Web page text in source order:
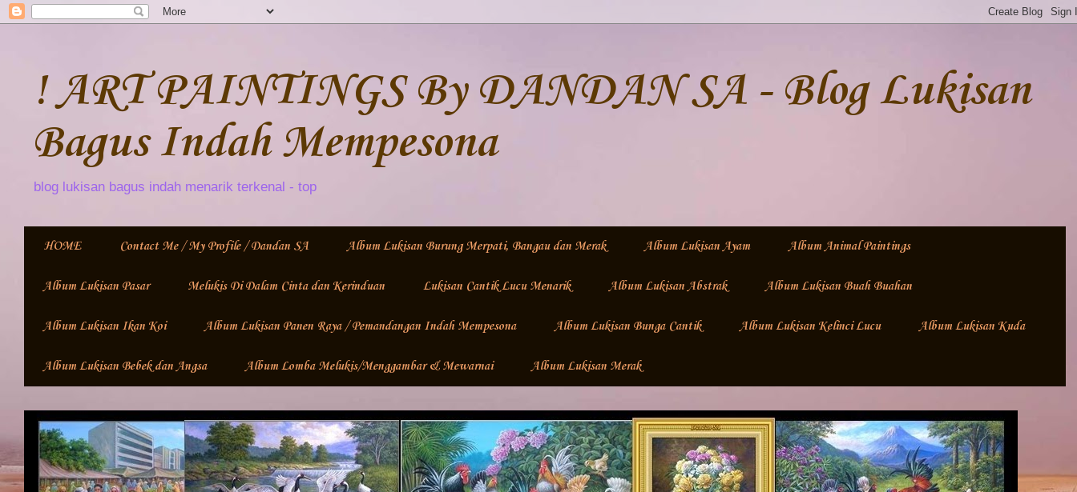
! ART PAINTINGS By DANDAN SA - Blog Lukisan
Bagus Indah Mempesona
blog lukisan bagus indah menarik terkenal - top
HOME Contact Me / My Profile / Dandan SA Album Lukisan Burung Merpati, Bangau dan Merak Album Lukisan Ayam Album Animal Paintings
Album Lukisan Pasar Melukis Di Dalam Cinta dan Kerinduan Lukisan Cantik Lucu Menarik Album Lukisan Abstrak Album Lukisan Buah Buahan
Album Lukisan Ikan Koi Album Lukisan Panen Raya / Pemandangan Indah Mempesona Album Lukisan Bunga Cantik Album Lukisan Kelinci Lucu Album Lukisan Kuda
Album Lukisan Bebek dan Angsa Album Lomba Melukis/Menggambar & Mewarnai Album Lukisan Merak